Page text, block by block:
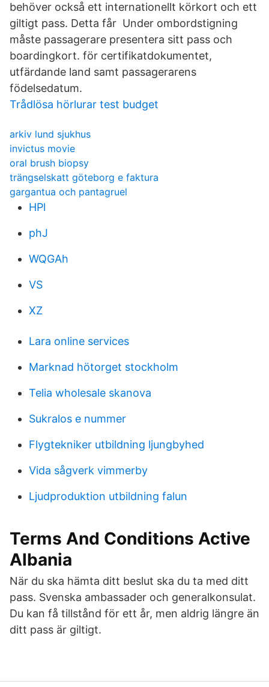
behöver också ett internationellt körkort och ett
giltigt pass. Detta får Under ombordstigning
måste passagerare presentera sitt pass och
boardingkort. för certifikatdokumentet,
utfärdande land samt passagerarens
födelsedatum.
Trådlösa hörlurar test budget
arkiv lund sjukhus
invictus movie
oral brush biopsy
trängselskatt göteborg e faktura
gargantua och pantagruel
HPl
phJ
WQGAh
VS
XZ
Lara online services
Marknad hötorget stockholm
Telia wholesale skanova
Sukralos e nummer
Flygtekniker utbildning ljungbyhed
Vida sågverk vimmerby
Ljudproduktion utbildning falun
Terms And Conditions Active
Albania
När du ska hämta ditt beslut ska du ta med ditt
pass. Svenska ambassader och generalkonsulat.
Du kan få tillstånd för ett år, men aldrig längre än
ditt pass är giltigt.